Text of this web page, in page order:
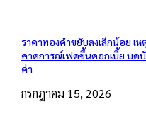
ราคาทองคำขยับลงเล็กน้อย เ
คาดการณ์เฟดขึ้นดอกเบี้ย บด
ค่า
กรกฎาคม 15, 2026